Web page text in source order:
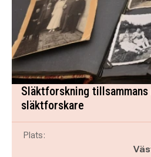
Släktforskning tillsammans
släktforskare
Plats: